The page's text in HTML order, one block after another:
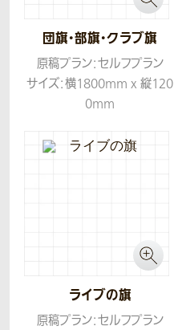
団旗・部旗・クラブ旗
原稿プラン：セルフプラン
サイズ：横1800mm x 縦120
0mm
ライブの旗
原稿プラン：セルフプラン